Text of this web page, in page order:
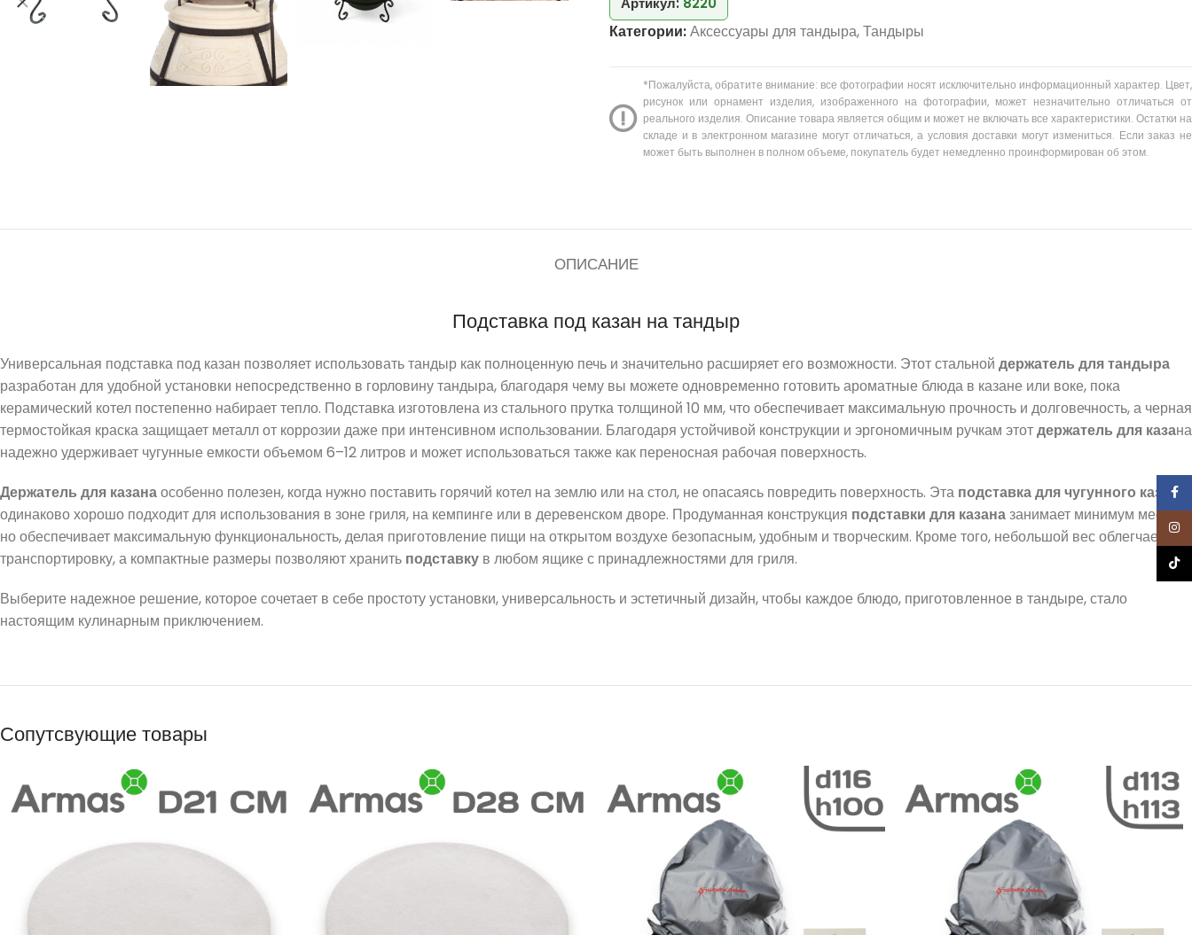
Категории:Аксессуары для тандыра,Тандыры
*Пожалуйста, обратите внимание: все фотографии носят исключительно информационный характер. Цвет,
рисунок или орнамент изделия, изображенного на фотографии, может незначительно отличаться от
реального изделия. Описание товара является общим и может не включать все характеристики. Остатки на
складе и в электронном магазине могут отличаться, а условия доставки могут измениться. Если заказ не
может быть выполнен в полном объеме, покупатель будет немедленно проинформирован об этом.
ОПИСАНИЕ
Подставка под казан на тандыр
Универсальная подставка под казан позволяет использовать тандыр как полноценную печь и значительно расширяет его возможности. Этот стальной держатель для тандыра
разработан для удобной установки непосредственно в горловину тандыра, благодаря чему вы можете одновременно готовить ароматные блюда в казане или воке, пока
керамический котел постепенно набирает тепло. Подставка изготовлена из стального прутка толщиной 10 мм, что обеспечивает максимальную прочность и долговечность, а черная
термостойкая краска защищает металл от коррозии даже при интенсивном использовании. Благодаря устойчивой конструкции и эргономичным ручкам этотдержатель для казана
надежно удерживает чугунные емкости объемом 6–12 литров и может использоваться также как переносная рабочая поверхность.
Держатель для казанаособенно полезен, когда нужно поставить горячий котел на землю или на стол, не опасаясь повредить поверхность. Эта подставка для чугунного казана
одинаково хорошо подходит для использования в зоне гриля, на кемпинге или в деревенском дворе. Продуманная конструкция подставки для казаназанимает минимум места,
но обеспечивает максимальную функциональность, делая приготовление пищи на открытом воздухе безопасным, удобным и творческим. Кроме того, небольшой вес облегчает
транспортировку, а компактные размеры позволяют хранить подставку в любом ящике с принадлежностями для гриля.
Выберите надежное решение, которое сочетает в себе простоту установки, универсальность и эстетичный дизайн, чтобы каждое блюдо, приготовленное в тандыре, стало
настоящим кулинарным приключением.
Сопутсвующие товары